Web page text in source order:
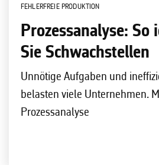
FEHLERFREIE PRODUKTION
Prozessanalyse:
Sie Schwachstellen
Unnötige Aufgaben und
belasten viele Unternehmen.
Prozessanalyse